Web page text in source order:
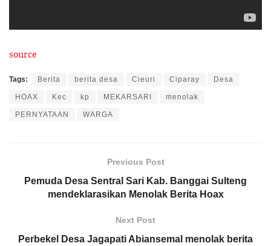
source
Tags: Berita berita desa Cieuri Ciparay Desa
HOAX Kec kp MEKARSARI menolak
PERNYATAAN WARGA
Previous Post
Pemuda Desa Sentral Sari Kab. Banggai Sulteng
mendeklarasikan Menolak Berita Hoax
Next Post
Perbekel Desa Jagapati Abiansemal menolak berita